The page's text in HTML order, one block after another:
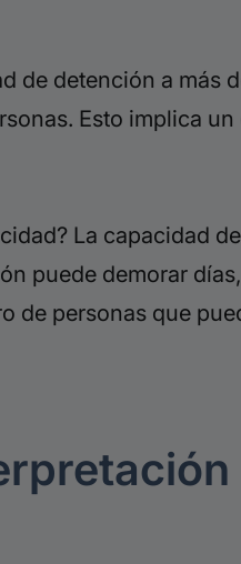
de detención a más
Esto implica
La capacidad
puede demorar
de personas que